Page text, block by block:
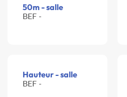
50m - salle
BEF -
Hauteur - salle
BEF -